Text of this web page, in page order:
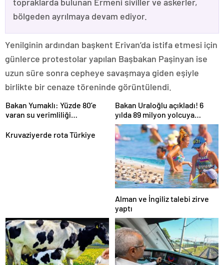
bölgeden ayrılmaya devam ediyor.
Yenilginin ardından başkent Erivan’da istifa etmesi için
günlerce protestolar yapılan Başbakan Paşinyan ise
uzun süre sonra cepheye savaşmaya giden eşiyle
birlikte bir cenaze töreninde görüntülendi.
Bakan Yumaklı: Yüzde 80’e
varan su verimliliği
Bakan Uraloğlu açıkladı! 6
yılda 89 milyon yolcuya
hizmet verdi
Kruvaziyerde rota Türkiye
Alman ve İngiliz talebi zirve
yaptı